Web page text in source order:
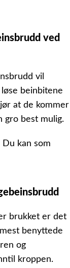
ved
vil
beinbitene
at de kommer
gro best mulig.
kan som
brukket er det
benyttede
og
kroppen.